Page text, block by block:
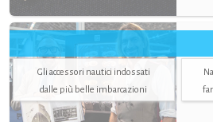
Gli accessori nautici indossati
dalle più belle imbarcazioni